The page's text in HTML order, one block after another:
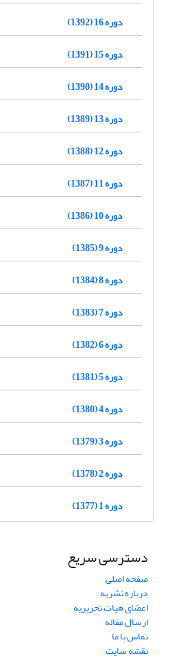
دوره 16 (1392)
دوره 15 (1391)
دوره 14 (1390)
دوره 13 (1389)
دوره 12 (1388)
دوره 11 (1387)
دوره 10 (1386)
دوره 9 (1385)
دوره 8 (1384)
دوره 7 (1383)
دوره 6 (1382)
دوره 5 (1381)
دوره 4 (1380)
دوره 3 (1379)
دوره 2 (1378)
دوره 1 (1377)
دسترسی سریع
صفحه اصلی
درباره نشریه
اعضای هیات تحریریه
ارسال مقاله
تماس با ما
نقشه سایت